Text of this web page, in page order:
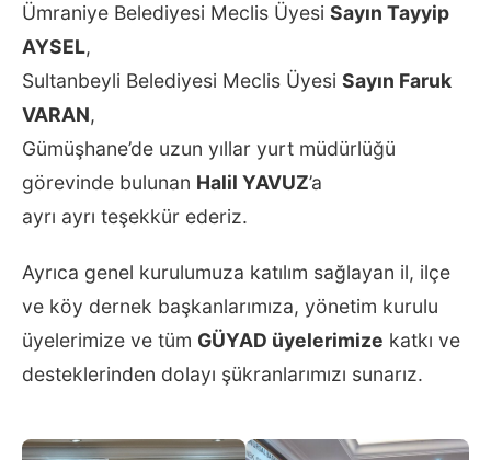
Ümraniye Belediyesi Meclis Üyesi Sayın Tayyip
AYSEL,
Sultanbeyli Belediyesi Meclis Üyesi Sayın Faruk
VARAN,
Gümüşhane’de uzun yıllar yurt müdürlüğü
görevinde bulunan Halil YAVUZ’a
ayrı ayrı teşekkür ederiz.
Ayrıca genel kurulumuza katılım sağlayan il, ilçe
ve köy dernek başkanlarımıza, yönetim kurulu
üyelerimize ve tüm GÜYAD üyelerimize katkı ve
desteklerinden dolayı şükranlarımızı sunarız.